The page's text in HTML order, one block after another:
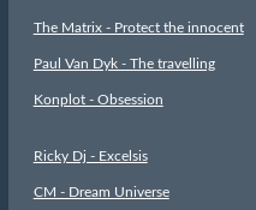
The Matrix - Protect the innocent
Paul Van Dyk - The travelling
Konplot - Obsession
Ricky Dj - Excelsis
CM - Dream Universe